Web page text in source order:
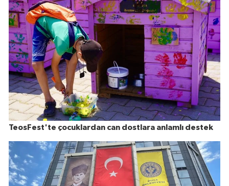
TeosFest'te çocuklardan can dostlara anlamlı destek